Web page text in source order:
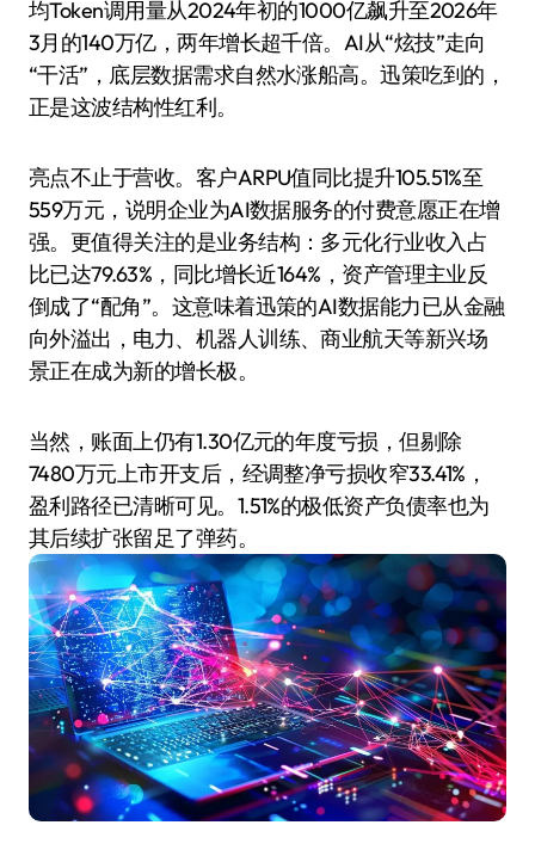
均Token调用量从2024年初的1000亿飙升至2026年
3月的140万亿，两年增长超千倍。AI从“炫技”走向
“干活”，底层数据需求自然水涨船高。迅策吃到的，
正是这波结构性红利。
亮点不止于营收。客户ARPU值同比提升105.51%至
559万元，说明企业为AI数据服务的付费意愿正在增
强。更值得关注的是业务结构：多元化行业收入占
比已达79.63%，同比增长近164%，资产管理主业反
倒成了“配角”。这意味着迅策的AI数据能力已从金融
向外溢出，电力、机器人训练、商业航天等新兴场
景正在成为新的增长极。
当然，账面上仍有1.30亿元的年度亏损，但剔除
7480万元上市开支后，经调整净亏损收窄33.41%，
盈利路径已清晰可见。1.51%的极低资产负债率也为
其后续扩张留足了弹药。